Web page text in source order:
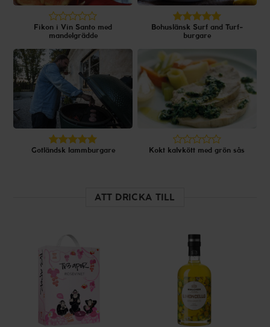
Fikon i Vin Santo med
mandelgrädde
Bohuslänsk Surf and Turf-
burgare
Gotländsk lammburgare Kokt kalvkött med grön sås
ATT DRICKA TILL